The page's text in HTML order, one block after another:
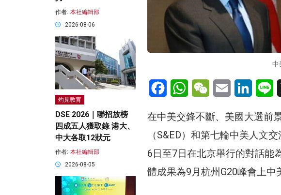
中
FacebookWhatsAppWeChatEmail LinkedIn
在中美交鋒不斷、美國大選前
（S&ED）和第七輪中美人文
6日至7日在北京舉行的對話能
體成果為9月杭州G20峰會上中
作者: 本社編輯部
2026-08-06
灼見教育
DSE 2026｜聯招放榜
四成五人獲取錄 港大、
中大各取12狀元
作者: 本社編輯部
2026-08-05